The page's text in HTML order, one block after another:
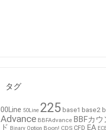
タグ
00Line 50Line 225 base1 base2
Advance BBFAdvance BBFカ
ド Binary Option Boon! CDS CFD EA